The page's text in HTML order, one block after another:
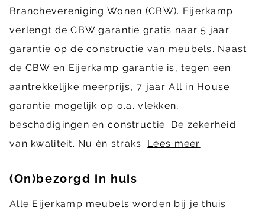
Branchevereniging Wonen (CBW). Eijerkamp
verlengt de CBW garantie gratis naar 5 jaar
garantie op de constructie van meubels. Naast
de CBW en Eijerkamp garantie is, tegen een
aantrekkelijke meerprijs, 7 jaar All in House
garantie mogelijk op o.a. vlekken,
beschadigingen en constructie. De zekerheid
van kwaliteit. Nu én straks. Lees meer
(On)bezorgd in huis
Alle Eijerkamp meubels worden bij je thuis